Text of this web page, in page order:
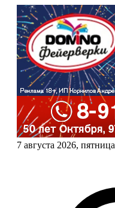
7 августа 2026, пятница